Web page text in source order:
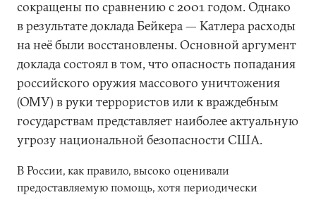
сокращены по сравнению с 2001 годом. Однако
в результате доклада Бейкера — Катлера расходы
на неё были восстановлены. Основной аргумент
доклада состоял в том, что опасность попадания
российского оружия массового уничтожения
(ОМУ) в руки террористов или к враждебным
государствам представляет наиболее актуальную
угрозу национальной безопасности США.
В России, как правило, высоко оценивали
предоставляемую помощь, хотя периодически